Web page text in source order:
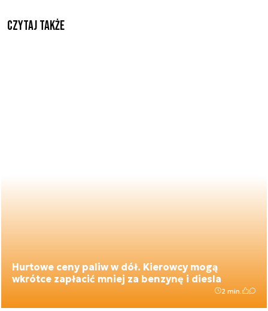
Czytaj także
Hurtowe ceny paliw w dół. Kierowcy mogą
wkrótce zapłacić mniej za benzynę i diesla
2 min.